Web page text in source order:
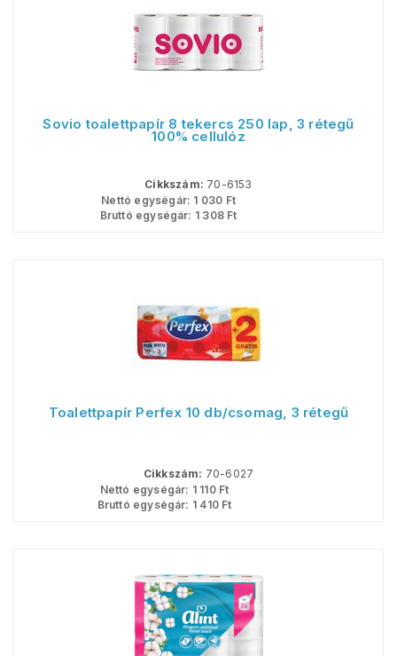
Sovio toalettpapír 8 tekercs 250 lap, 3 rétegű
100% cellulóz
Cikkszám: 70-6153
Nettó egységár: 1 030 Ft
Bruttó egységár: 1 308Ft
Toalettpapír Perfex 10 db/csomag, 3 rétegű
Cikkszám: 70-6027
Nettó egységár: 1 110Ft
Bruttó egységár: 1 410Ft